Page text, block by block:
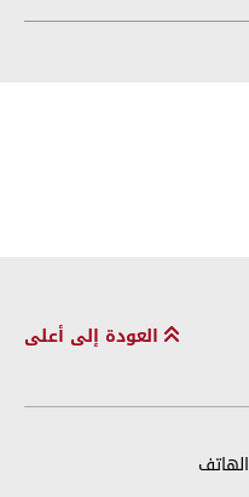
العودة إلى أعلى
الهاتف